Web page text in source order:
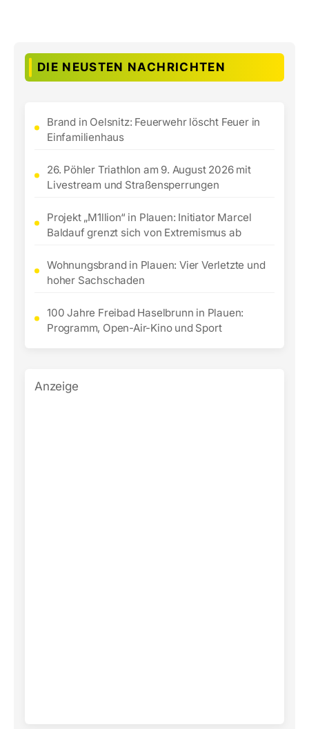
DIE NEUSTEN NACHRICHTEN
Brand in Oelsnitz: Feuerwehr löscht Feuer in
Einfamilienhaus
26. Pöhler Triathlon am 9. August 2026 mit
Livestream und Straßensperrungen
Projekt „M1llion“ in Plauen: Initiator Marcel
Baldauf grenzt sich von Extremismus ab
Wohnungsbrand in Plauen: Vier Verletzte und
hoher Sachschaden
100 Jahre Freibad Haselbrunn in Plauen:
Programm, Open-Air-Kino und Sport
Anzeige